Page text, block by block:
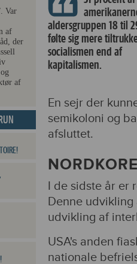
Var
af
der
af
aldersgruppen 18 til
følte sig mere
socialismen end af
kapitalismen.
En sejr der
semikoloni og
afsluttet.
I de sidste år er
Denne
udvikling af
USA's anden
nationale